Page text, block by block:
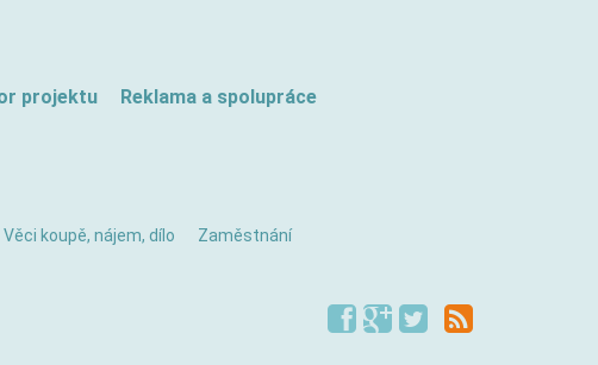
projektu Reklama a spolupráce
Věci koupě, nájem, dílo Zaměstnání